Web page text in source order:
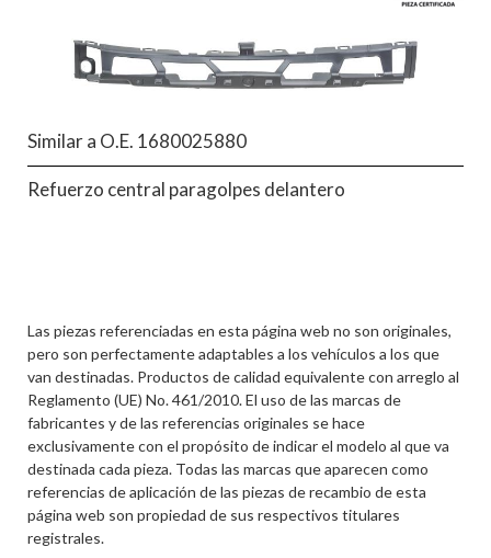
Similar a O.E. 1680025880
Refuerzo central paragolpes delantero
Las piezas referenciadas en esta página web no son originales,
pero son perfectamente adaptables a los vehículos a los que
van destinadas. Productos de calidad equivalente con arreglo al
Reglamento (UE) No. 461/2010. El uso de las marcas de
fabricantes y de las referencias originales se hace
exclusivamente con el propósito de indicar el modelo al que va
destinada cada pieza. Todas las marcas que aparecen como
referencias de aplicación de las piezas de recambio de esta
página web son propiedad de sus respectivos titulares
registrales.